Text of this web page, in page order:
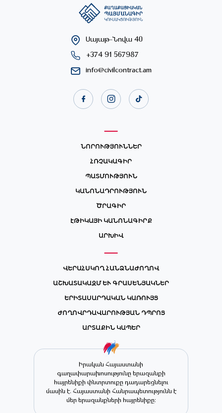
Սայաթ-Նովա 40
+374 91 567987
info@civilcontract.am
ՆՈՐՈՒԹՅՈՒՆՆԵՐ
ՀՌՉԱԿԱԳԻՐ
ՊԱՏՄՈՒԹՅՈՒՆ
ԿԱՆՈՆԱԴՐՈՒԹՅՈՒՆ
ԾՐԱԳԻՐ
ԷԹԻԿԱՅԻ ԿԱՆՈՆԱԳԻՐՔ
ԱՐԽԻՎ
ՎԵՐԱՀՍԿՈՂ ՀԱՆՁՆԱԺՈՂՈՎ
ԱՇԽԱՏԱԿԱԶՄ ԵՒ ԳՐԱՍԵՆՅԱԿՆԵՐ
ԵՐԻՏԱՍԱՐԴԱԿԱՆ ԿԱՌՈՒՅՑ
ԺՈՂՈՎՐԴԱՎԱՐՈՒԹՅԱՆ ԴՊՐՈՑ
ԱՐՏԱՔԻՆ ԿԱՊԵՐ
Իրական Հայաստանի
գաղափարախոսությունը երազանքի
հայրենիքի փնտրտուքը դադարեցնելու
մասին է. Հայաստանի Հանրապետությունն է
մեր երազանքների հայրենիքը։